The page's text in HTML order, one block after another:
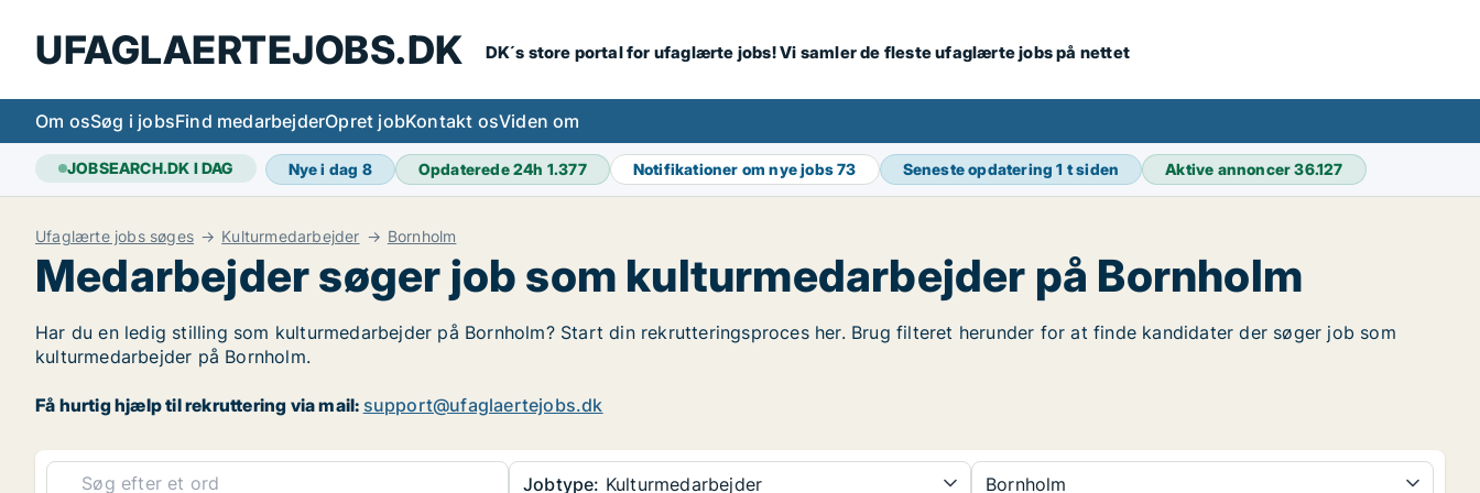
UFAGLAERTEJOBS.DK DK´s store portal for ufaglærte jobs! Vi samler de fleste ufaglærte jobs på nettet
Om osSøg i jobsFind medarbejderOpret jobKontakt osViden om
JOBSEARCH.DK I DAG Nye i dag 8 Opdaterede 24h 1.377 Notifikationer om nye jobs73 Seneste opdatering1 t siden Aktive annoncer36.127
Ufaglærte jobs søges Kulturmedarbejder Bornholm
Medarbejder søger job som kulturmedarbejder på Bornholm
Har du en ledig stilling som kulturmedarbejder på Bornholm? Start din rekrutteringsproces her. Brug filteret herunder for at finde kandidater der søger job som
kulturmedarbejder på Bornholm.
Få hurtig hjælp til rekruttering via mail: support@ufaglaertejobs.dk
Jobtype: Kulturmedarbejder Bornholm